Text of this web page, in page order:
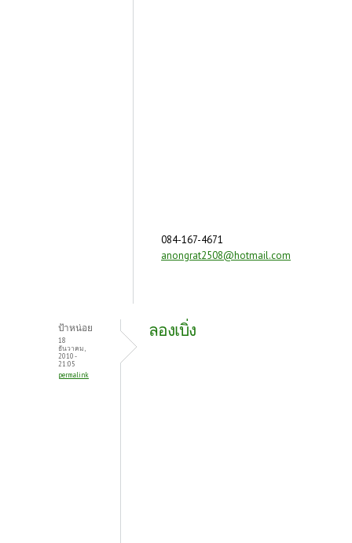
084-167-4671
anongrat2508@hotmail.com
ป้าหน่อย
18
ธันวาคม,
2010 -
21:05
permalink
ลองเบิ่ง